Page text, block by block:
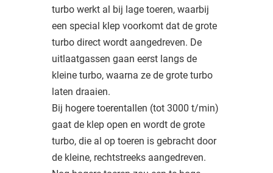
turbo werkt al bij lage toeren, waarbij
een special klep voorkomt dat de grote
turbo direct wordt aangedreven. De
uitlaatgassen gaan eerst langs de
kleine turbo, waarna ze de grote turbo
laten draaien.
Bij hogere toerentallen (tot 3000 t/min)
gaat de klep open en wordt de grote
turbo, die al op toeren is gebracht door
de kleine, rechtstreeks aangedreven.